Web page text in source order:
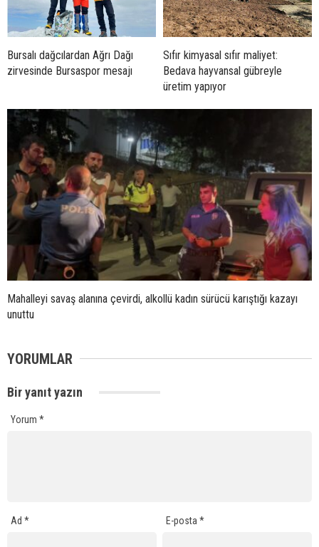
Bursalı dağcılardan Ağrı Dağı
zirvesinde Bursaspor mesajı
Sıfır kimyasal sıfır maliyet:
Bedava hayvansal gübreyle
üretim yapıyor
Mahalleyi savaş alanına çevirdi, alkollü kadın sürücü karıştığı kazayı
unuttu
YORUMLAR
Bir yanıt yazın
Yorum *
Ad * E-posta*